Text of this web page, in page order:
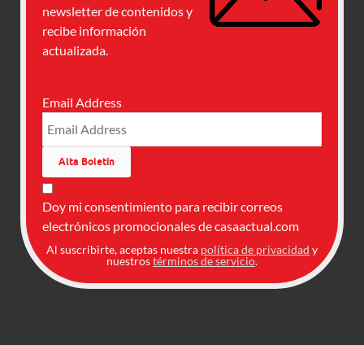
newsletter de contenidos y
recibe información
actualizada.
Email Address
Doy mi consentimiento para recibir correos
electrónicos promocionales de casaactual.com
Al suscribirte, aceptas nuestra política de privacidad y
nuestrostérminos de servicio.